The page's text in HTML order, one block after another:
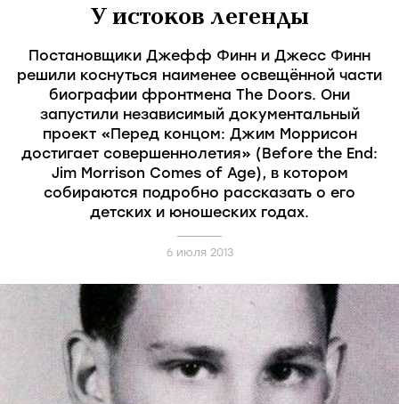
У истоков легенды
Постановщики Джефф Финн и Джесс Финн
решили коснуться наименее освещённой части
биографии фронтмена The Doors. Они
запустили независимый документальный
проект «Перед концом: Джим Моррисон
достигает совершеннолетия» (Before the End:
Jim Morrison Comes of Age), в котором
собираются подробно рассказать о его
детских и юношеских годах.
6 июля 2013